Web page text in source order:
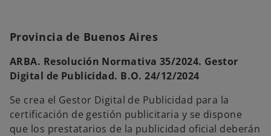
Provincia de Buenos Aires
ARBA. Resolución Normativa 35/2024. Gestor
Digital de Publicidad. B.O. 24/12/2024
Se crea el Gestor Digital de Publicidad para la
certificación de gestión publicitaria y se dispone
que los prestatarios de la publicidad oficial deberán